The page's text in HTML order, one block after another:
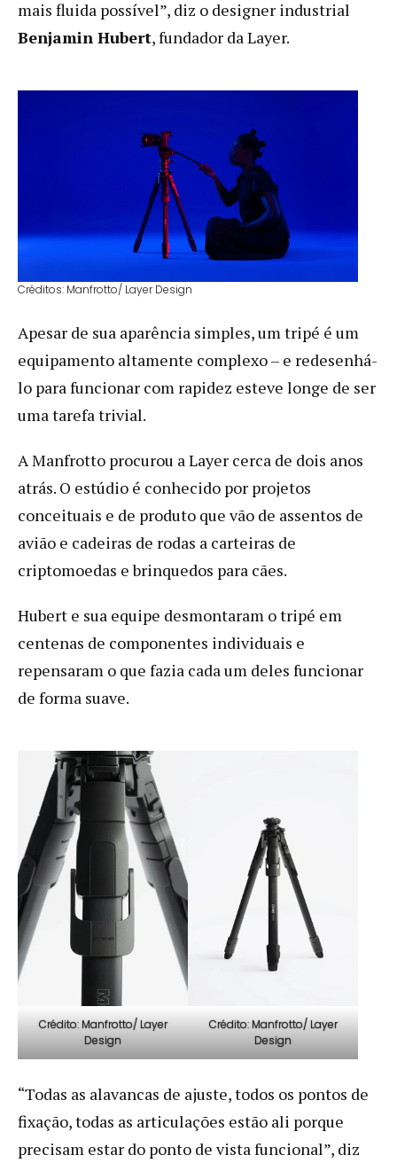
mais fluida possível”, diz o designer industrial
Benjamin Hubert, fundador da Layer.
Créditos: Manfrotto/ Layer Design
Apesar de sua aparência simples, um tripé é um
equipamento altamente complexo – e redesenhá-
lo para funcionar com rapidez esteve longe de ser
uma tarefa trivial.
A Manfrotto procurou a Layer cerca de dois anos
atrás. O estúdio é conhecido por projetos
conceituais e de produto que vão de assentos de
avião e cadeiras de rodas a carteiras de
criptomoedas e brinquedos para cães.
Hubert e sua equipe desmontaram o tripé em
centenas de componentes individuais e
repensaram o que fazia cada um deles funcionar
de forma suave.
Crédito: Manfrotto/ Layer
Design
Crédito: Manfrotto/ Layer
Design
“Todas as alavancas de ajuste, todos os pontos de
fixação, todas as articulações estão ali porque
precisam estar do ponto de vista funcional”, diz